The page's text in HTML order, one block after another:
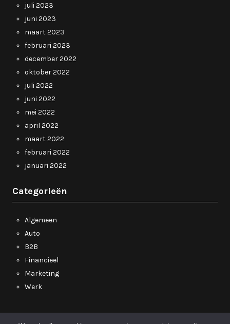
juli 2023
juni 2023
maart 2023
februari 2023
december 2022
oktober 2022
juli 2022
juni 2022
mei 2022
april 2022
maart 2022
februari 2022
januari 2022
Categorieën
Algemeen
Auto
B2B
Financieel
Marketing
Werk